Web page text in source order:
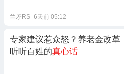
兰矛RS 6天前 05:12
专家建议惹众怒？养老金改革
听听百姓的真心话